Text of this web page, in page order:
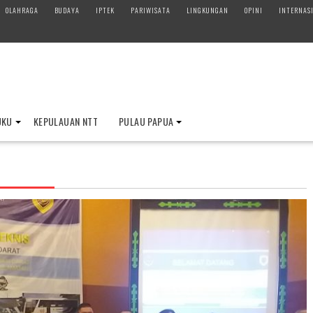
OLAHRAGA BUDAYA IPTEK PARIWISATA LINGKUNGAN OPINI
KEPULAUAN NTT PULAU PAPUA